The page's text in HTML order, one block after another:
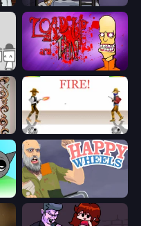
The Visitor
We Become What We Behold Load Up and Kill
Gunblood
Happy Wheels